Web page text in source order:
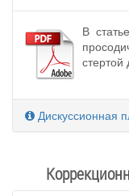
В
стертой
Дискуссионная